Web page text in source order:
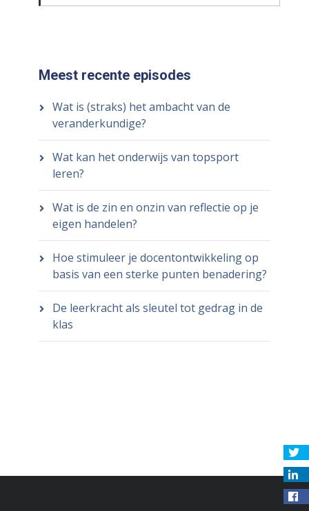
Meest recente episodes
Wat is (straks) het ambacht van de
veranderkundige?
Wat kan het onderwijs van topsport
leren?
Wat is de zin en onzin van reflectie op je
eigen handelen?
Hoe stimuleer je docentontwikkeling op
basis van een sterke punten benadering?
De leerkracht als sleutel tot gedrag in de
klas